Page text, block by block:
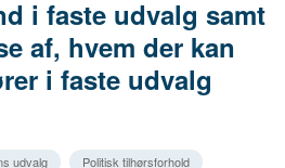
i faste udvalg samt
af, hvem der kan
i faste udvalg
udvalg
Politisk tilhørsforhold